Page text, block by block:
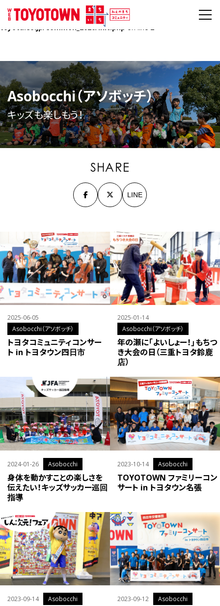
Warning: Undefined array key "HTTPS" in
/home/mietoyota/mie-
toyota.co.jp/public_html/toyotown.mie-
toyota.co.jp/common_2020/init.php on line 2
Asobocchi（アソボッチ）
キッズも楽しもう！
SHARE
LINE
2025-06-05
Asobocchi（アソボッチ）
トヨタコミュニティコンサー
ト in トヨタウン四日市
2025-01-14
Asobocchi（アソボッチ）
年の瀬に「よいしょー！」もちつ
き大会の日（三重トヨタ鈴鹿
店）
2024-01-26 Asobocchi
身体を動かすことの楽しさを
伝えたい！キッズサッカー巡回
指導
2023-10-14 Asobocchi
TOYOTOWN ファミリーコン
サート in トヨタウン名張
2023-09-14 Asobocchi 2023-09-12 Asobocchi